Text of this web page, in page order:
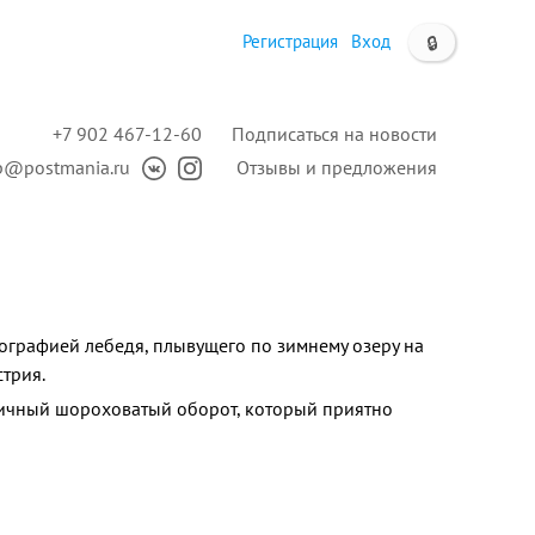
🔒
Регистрация Вход
Подписаться на новости
Отзывы и предложения
+7 902 467-12-60
лебедя, плывущего по зимнему озеру на
шороховатый оборот, который приятно